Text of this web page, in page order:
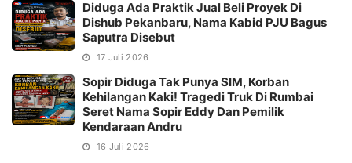
Diduga Ada Praktik Jual Beli Proyek Di
Dishub Pekanbaru, Nama Kabid PJU Bagus
Saputra Disebut
17 Juli 2026
Sopir Diduga Tak Punya SIM, Korban
Kehilangan Kaki! Tragedi Truk Di Rumbai
Seret Nama Sopir Eddy Dan Pemilik
Kendaraan Andru
16 Juli 2026